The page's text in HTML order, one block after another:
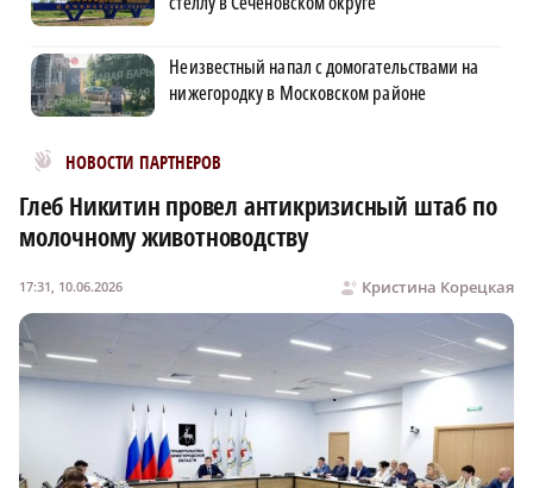
Неизвестный напал с домогательствами на
нижегородку в Московском районе
НОВОСТИ ПАРТНЕРОВ
Новости МирТесен
Глеб Никитин провел антикризисный штаб по
молочному животноводству
Кристина Корецкая
17:31, 10.06.2026